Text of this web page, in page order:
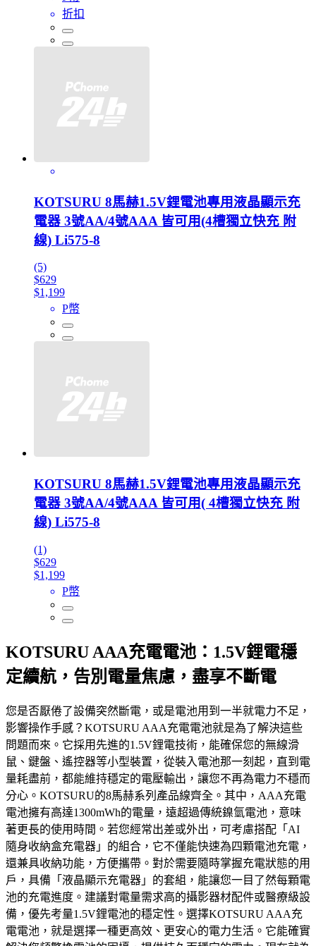
折扣
KOTSURU 8馬赫1.5V鋰電池專用液晶顯示充
電器 3號AA/4號AAA 皆可用(4槽獨立快充 附
線) Li575-8
(5)
$629
$1,199
P幣
KOTSURU 8馬赫1.5V鋰電池專用液晶顯示充
電器 3號AA/4號AAA 皆可用( 4槽獨立快充 附
線) Li575-8
(1)
$629
$1,199
P幣
KOTSURU AAA充電電池：1.5V鋰電穩
定續航，告別電量焦慮，盡享不斷電
您是否厭倦了設備突然斷電，或是電池用到一半就電力不足，
影響操作手感？KOTSURU AAA充電電池就是為了解決這些
問題而來。它採用先進的1.5V鋰電技術，能確保您的無線滑
鼠、鍵盤、遙控器等小型裝置，從裝入電池那一刻起，直到電
量耗盡前，都能維持穩定的電壓輸出，讓您不再為電力不穩而
分心。KOTSURU的8馬赫系列產品線齊全。其中，AAA充電
電池擁有高達1300mWh的電量，遠超過傳統鎳氫電池，意味
著更長的使用時間。若您經常出差或外出，可考慮搭配「AI
隨身收納盒充電器」的組合，它不僅能快速為四顆電池充電，
還兼具收納功能，方便攜帶。對於需要隨時掌握充電狀態的用
戶，具備「液晶顯示充電器」的套組，能讓您一目了然每顆電
池的充電進度。建議對電量需求高的攝影器材配件或醫療級設
備，優先考量1.5V鋰電池的穩定性。選擇KOTSURU AAA充
電電池，就是選擇一種更高效、更安心的電力生活。它能確實